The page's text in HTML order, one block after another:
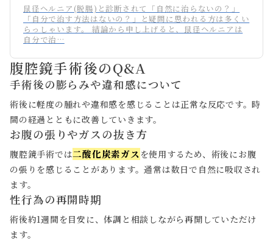
鼠径ヘルニア(脱腸)と診断されて「自然に治らないの？」
「自分で治す方法はないの？」と疑問に思われる方は多くい
らっしゃいます。 結論から申し上げると、鼠径ヘルニアは
自分で治…
腹腔鏡手術後のQ&A
手術後の膨らみや違和感について
術後に軽度の腫れや違和感を感じることは正常な反応です。時
間の経過とともに改善していきます。
お腹の張りやガスの抜き方
腹腔鏡手術では二酸化炭素ガス を使用するため、術後にお腹
の張りを感じることがあります。通常は数日で自然に吸収され
ます。
性行為の再開時期
術後約1週間を目安に、体調と相談しながら再開していただけ
ます。